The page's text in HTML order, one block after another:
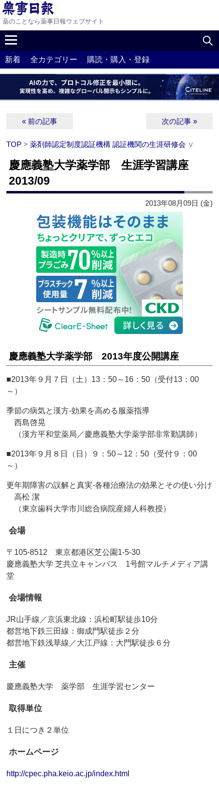
薬のことなら薬事日報ウェブサイト
新着 全カテゴリー 購読・購入・登録
« 前の記事 次の記事 »
TOP >薬剤師認定制度認証機構 認証機関の生涯研修会 ∨
慶應義塾大学薬学部 生涯学習講座
2013/09
2013年08月09日 (金)
慶應義塾大学薬学部 2013年度公開講座
■2013年９月７日（土）13：50～16：50（受付13：00
～）
季節の病気と漢方‐効果を高める服薬指導
西島啓晃
（漢方平和堂薬局／慶應義塾大学薬学部非常勤講師）
■2013年９月８日（日）９：50～12：50（受付９：00
～）
更年期障害の誤解と真実‐各種治療法の効果とその使い分け
高松 潔
（東京歯科大学市川総合病院産婦人科教授）
会場
〒105-8512 東京都港区芝公園1-5-30
慶應義塾大学 芝共立キャンパス 1号館マルチメディア講
堂
会場情報
JR山手線／京浜東北線：浜松町駅徒歩10分
都営地下鉄三田線：御成門駅徒歩２分
都営地下鉄浅草線／大江戸線：大門駅徒歩６分
主催
慶應義塾大学 薬学部 生涯学習センター
取得単位
１日につき２単位
ホームページ
http://cpec.pha.keio.ac.jp/index.html